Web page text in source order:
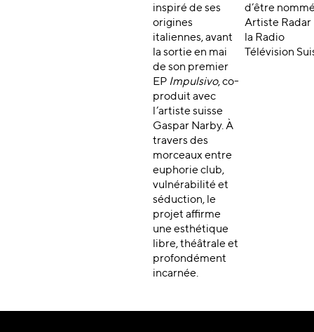
inspiré de ses
origines
italiennes, avant
la sortie en mai
de son premier
EP Impulsivo, co-
produit avec
l’artiste suisse
Gaspar Narby. À
travers des
morceaux entre
euphorie club,
vulnérabilité et
séduction, le
projet affirme
une esthétique
libre, théâtrale et
profondément
incarnée.
d’être
Artiste Radar
la Radio
Télévision